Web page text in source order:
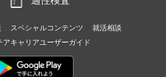
スペシャルコンテンツ
就活相談
アキャリアユーザーガイド